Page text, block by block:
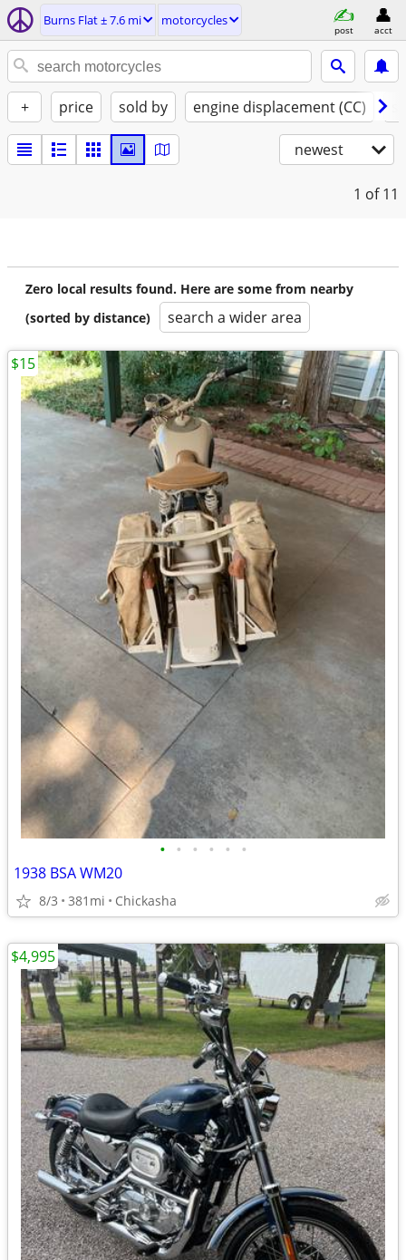
Burns Flat ± 7.6 mi motorcycles
post acct
+ price sold by engine displacement (CC)
newest
1 of 11
Zero local results found. Here are some from nearby
(sorted by distance)
search a wider area
• • • • • •
1938 BSA WM20
8/3 381mi Chickasha
$15
$4,995